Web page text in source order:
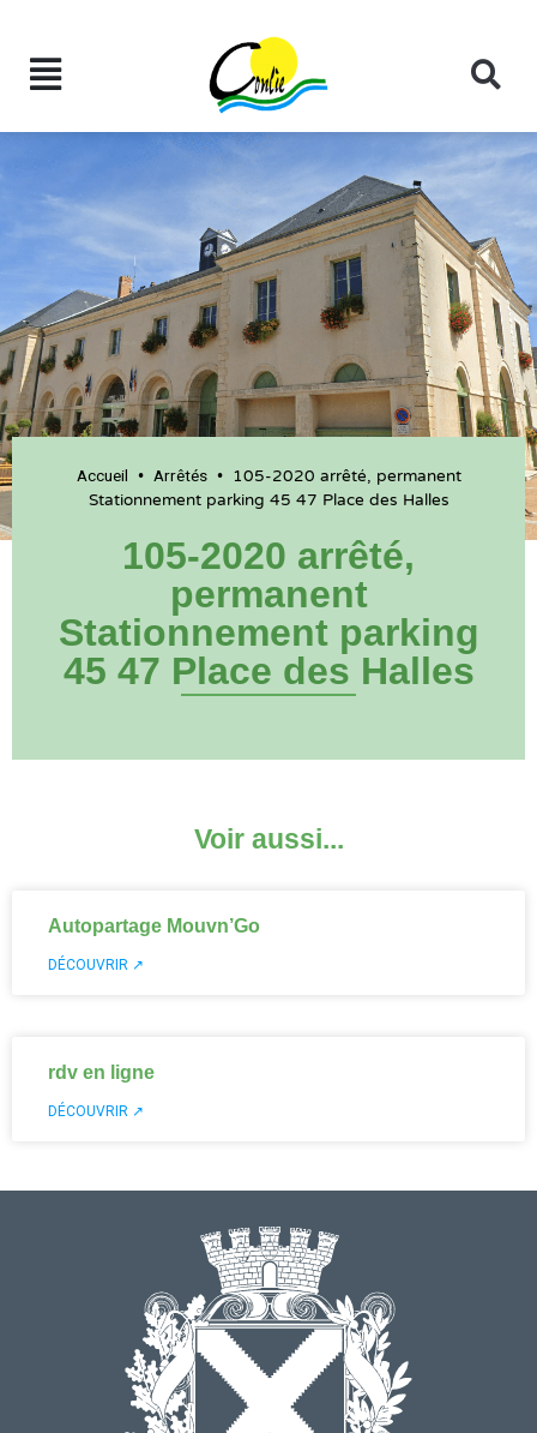
Accueil • Arrêtés• 105-2020 arrêté‚ permanent
Stationnement parking 45 47 Place des Halles
105-2020 arrêté‚
permanent
Stationnement parking
45 47 Place des Halles
Voir aussi...
Autopartage Mouvn’Go
DÉCOUVRIR ↗
rdv en ligne
DÉCOUVRIR ↗